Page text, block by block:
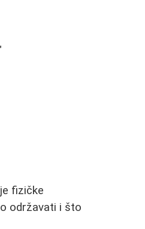
fizičke
održavati i što